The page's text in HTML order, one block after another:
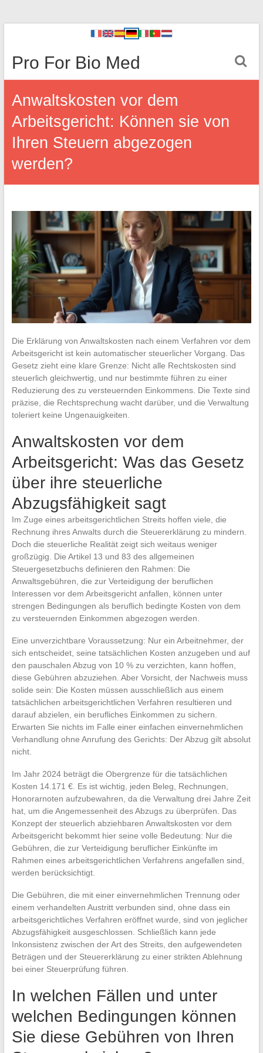
Pro For Bio Med
Anwaltskosten vor dem
Arbeitsgericht: Können sie von
Ihren Steuern abgezogen
werden?
Die Erklärung von Anwaltskosten nach einem Verfahren vor dem
Arbeitsgericht ist kein automatischer steuerlicher Vorgang. Das
Gesetz zieht eine klare Grenze: Nicht alle Rechtskosten sind
steuerlich gleichwertig, und nur bestimmte führen zu einer
Reduzierung des zu versteuernden Einkommens. Die Texte sind
präzise, die Rechtsprechung wacht darüber, und die Verwaltung
toleriert keine Ungenauigkeiten.
Anwaltskosten vor dem
Arbeitsgericht: Was das Gesetz
über ihre steuerliche
Abzugsfähigkeit sagt
Im Zuge eines arbeitsgerichtlichen Streits hoffen viele, die
Rechnung ihres Anwalts durch die Steuererklärung zu mindern.
Doch die steuerliche Realität zeigt sich weitaus weniger
großzügig. Die Artikel 13 und 83 des allgemeinen
Steuergesetzbuchs definieren den Rahmen: Die
Anwaltsgebühren, die zur Verteidigung der beruflichen
Interessen vor dem Arbeitsgericht anfallen, können unter
strengen Bedingungen als beruflich bedingte Kosten von dem
zu versteuernden Einkommen abgezogen werden.
Eine unverzichtbare Voraussetzung: Nur ein Arbeitnehmer, der
sich entscheidet, seine tatsächlichen Kosten anzugeben und auf
den pauschalen Abzug von 10 % zu verzichten, kann hoffen,
diese Gebühren abzuziehen. Aber Vorsicht, der Nachweis muss
solide sein: Die Kosten müssen ausschließlich aus einem
tatsächlichen arbeitsgerichtlichen Verfahren resultieren und
darauf abzielen, ein berufliches Einkommen zu sichern.
Erwarten Sie nichts im Falle einer einfachen einvernehmlichen
Verhandlung ohne Anrufung des Gerichts: Der Abzug gilt absolut
nicht.
Im Jahr 2024 beträgt die Obergrenze für die tatsächlichen
Kosten 14.171 €. Es ist wichtig, jeden Beleg, Rechnungen,
Honorarnoten aufzubewahren, da die Verwaltung drei Jahre Zeit
hat, um die Angemessenheit des Abzugs zu überprüfen. Das
Konzept der steuerlich abziehbaren Anwaltskosten vor dem
Arbeitsgericht bekommt hier seine volle Bedeutung: Nur die
Gebühren, die zur Verteidigung beruflicher Einkünfte im
Rahmen eines arbeitsgerichtlichen Verfahrens angefallen sind,
werden berücksichtigt.
Die Gebühren, die mit einer einvernehmlichen Trennung oder
einem verhandelten Austritt verbunden sind, ohne dass ein
arbeitsgerichtliches Verfahren eröffnet wurde, sind von jeglicher
Abzugsfähigkeit ausgeschlossen. Schließlich kann jede
Inkonsistenz zwischen der Art des Streits, den aufgewendeten
Beträgen und der Steuererklärung zu einer strikten Ablehnung
bei einer Steuerprüfung führen.
In welchen Fällen und unter
welchen Bedingungen können
Sie diese Gebühren von Ihren